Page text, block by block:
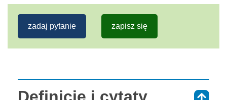
zadaj pytanie zapisz się